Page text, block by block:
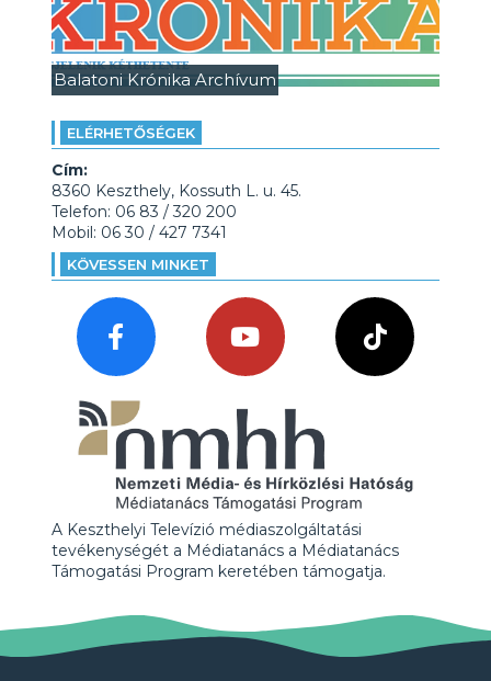
Balatoni Krónika Archívum
ELÉRHETŐSÉGEK
Cím:
8360 Keszthely, Kossuth L. u. 45.
Telefon: 06 83 / 320 200
Mobil: 06 30 / 427 7341
KÖVESSEN MINKET
A Keszthelyi Televízió médiaszolgáltatási
tevékenységét a Médiatanács a Médiatanács
Támogatási Program keretében támogatja.